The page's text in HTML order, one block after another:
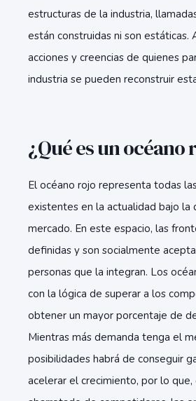
estructuras de la industria,
están construidas ni son estáticas.
acciones y creencias de quienes
industria se pueden reconstruir
¿Qué es un océano
El océano rojo representa todas
existentes en la actualidad bajo la
mercado. En este espacio, las
definidas y son socialmente
personas que la integran. Los
con la lógica de superar a los
obtener un mayor porcentaje de
Mientras más demanda tenga el
posibilidades habrá de conseguir
acelerar el crecimiento, por lo que,